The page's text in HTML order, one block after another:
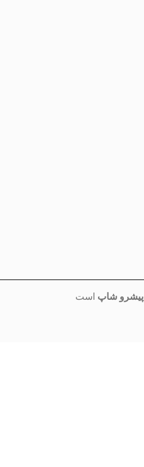
پیشرو شاپ است